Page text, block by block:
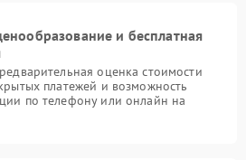
и бесплатная
оценка стоимости
платежей и возможность
по телефону или онлайн на